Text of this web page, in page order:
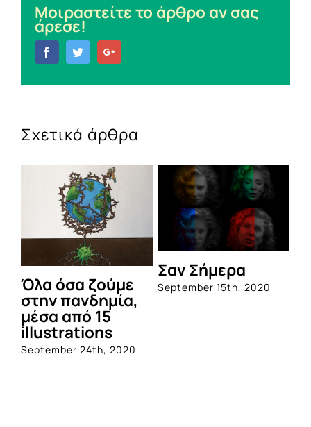
Μοιραστείτε το άρθρο αν σας
άρεσε!
FacebookTwitter
Σχετικά άρθρα
Όλα όσα ζούμε
στην πανδημία,
μέσα από 15
illustrations
September 24th, 2020
Σαν Σήμερα
September 15th, 2020